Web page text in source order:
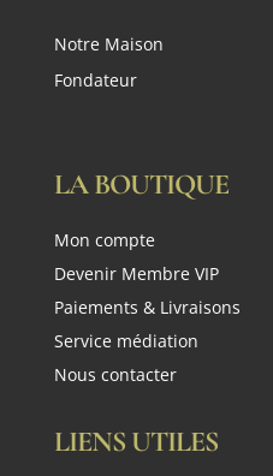
Notre Maison
Fondateur
LA BOUTIQUE
Mon compte
Devenir Membre VIP
Paiements & Livraisons
Service médiation
Nous contacter
LIENS UTILES